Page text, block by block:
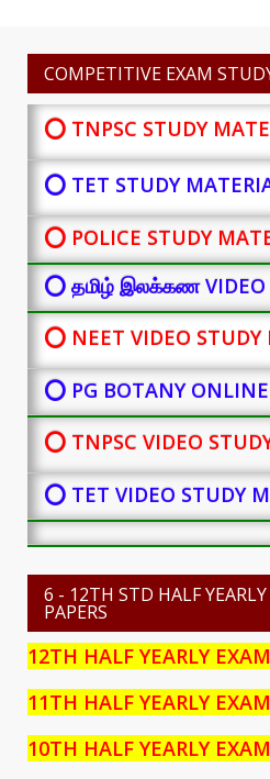
COMPETITIVE EXAM
⭕ TNPSC STUDY
⭕ TET STUDY
⭕ POLICE STUDY
⭕ தமிழ் இலக்கண VIDEO
⭕ NEET VIDEO STUDY
⭕ PG BOTANYONLINE
⭕ TNPSC VIDEO
⭕ TET VIDEO STUDY
6 - 12TH STD HALF
PAPERS
12TH HALF YEARLY
11TH HALF YEARLY
10TH HALF YEARLY